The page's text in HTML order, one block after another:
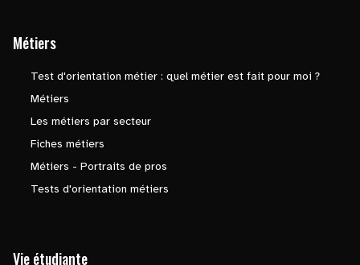
Métiers
Test d'orientation métier : quel métier est fait pour moi ?
Métiers
Les métiers par secteur
Fiches métiers
Métiers - Portraits de pros
Tests d'orientation métiers
Vie étudiante